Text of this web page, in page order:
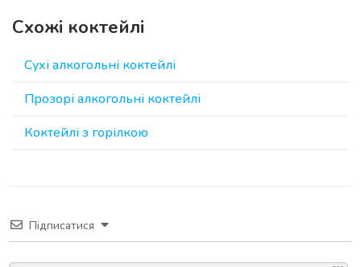
Схожі коктейлі
Сухі алкогольні коктейлі
Прозорі алкогольні коктейлі
Коктейлі з горілкою
Підписатися